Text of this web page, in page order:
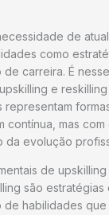
de
como
de carreira. É
e reskilling
representam
contínua, mas
da evolução
de
são estratégias
de habilidades que